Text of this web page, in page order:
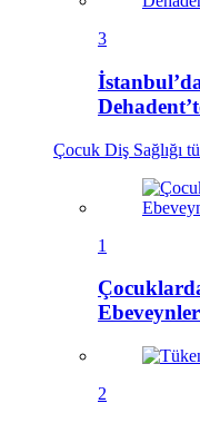
3
Çocuk Diş Sağlığı
1
2